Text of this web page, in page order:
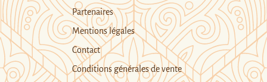
Partenaires
Mentions légales
Contact
Conditions générales de vente